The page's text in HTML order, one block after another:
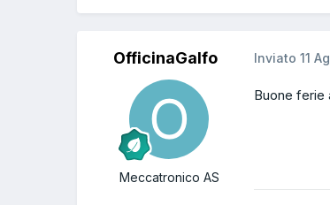
OfficinaGalfo
Meccatronico AS
Inviato 11
Buone ferie